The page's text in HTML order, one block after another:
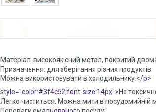
Матеріал: високоякісний метал, покритий
Призначення: для зберігання різних продуктів
Можна використовувати в холодильнику. </p>
style="color:#3f4c52;font-size:14px">Не
Легко чиститься. Можна мити в посудомийній